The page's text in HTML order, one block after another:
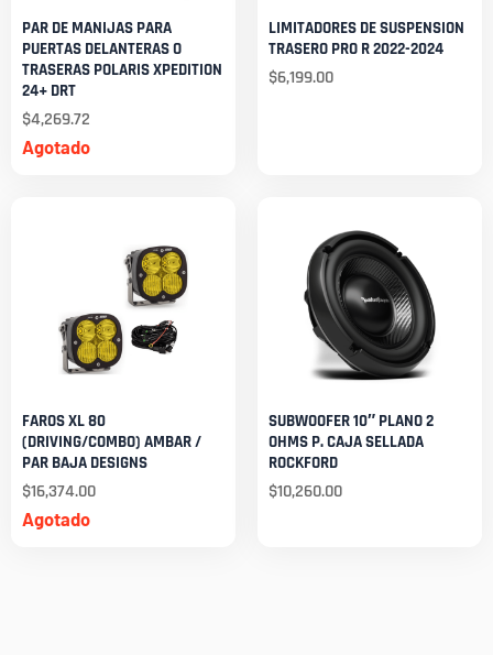
Agotado
PAR DE MANIJAS PARA
PUERTAS DELANTERAS O
TRASERAS POLARIS XPEDITION
24+ DRT
$4,269.72
LIMITADORES DE SUSPENSION
TRASERO PRO R 2022-2024
$6,199.00
Agotado
FAROS XL 80
(DRIVING/COMBO) AMBAR /
PAR BAJA DESIGNS
$16,374.00
SUBWOOFER 10″ PLANO 2
OHMS P. CAJA SELLADA
ROCKFORD
$10,260.00